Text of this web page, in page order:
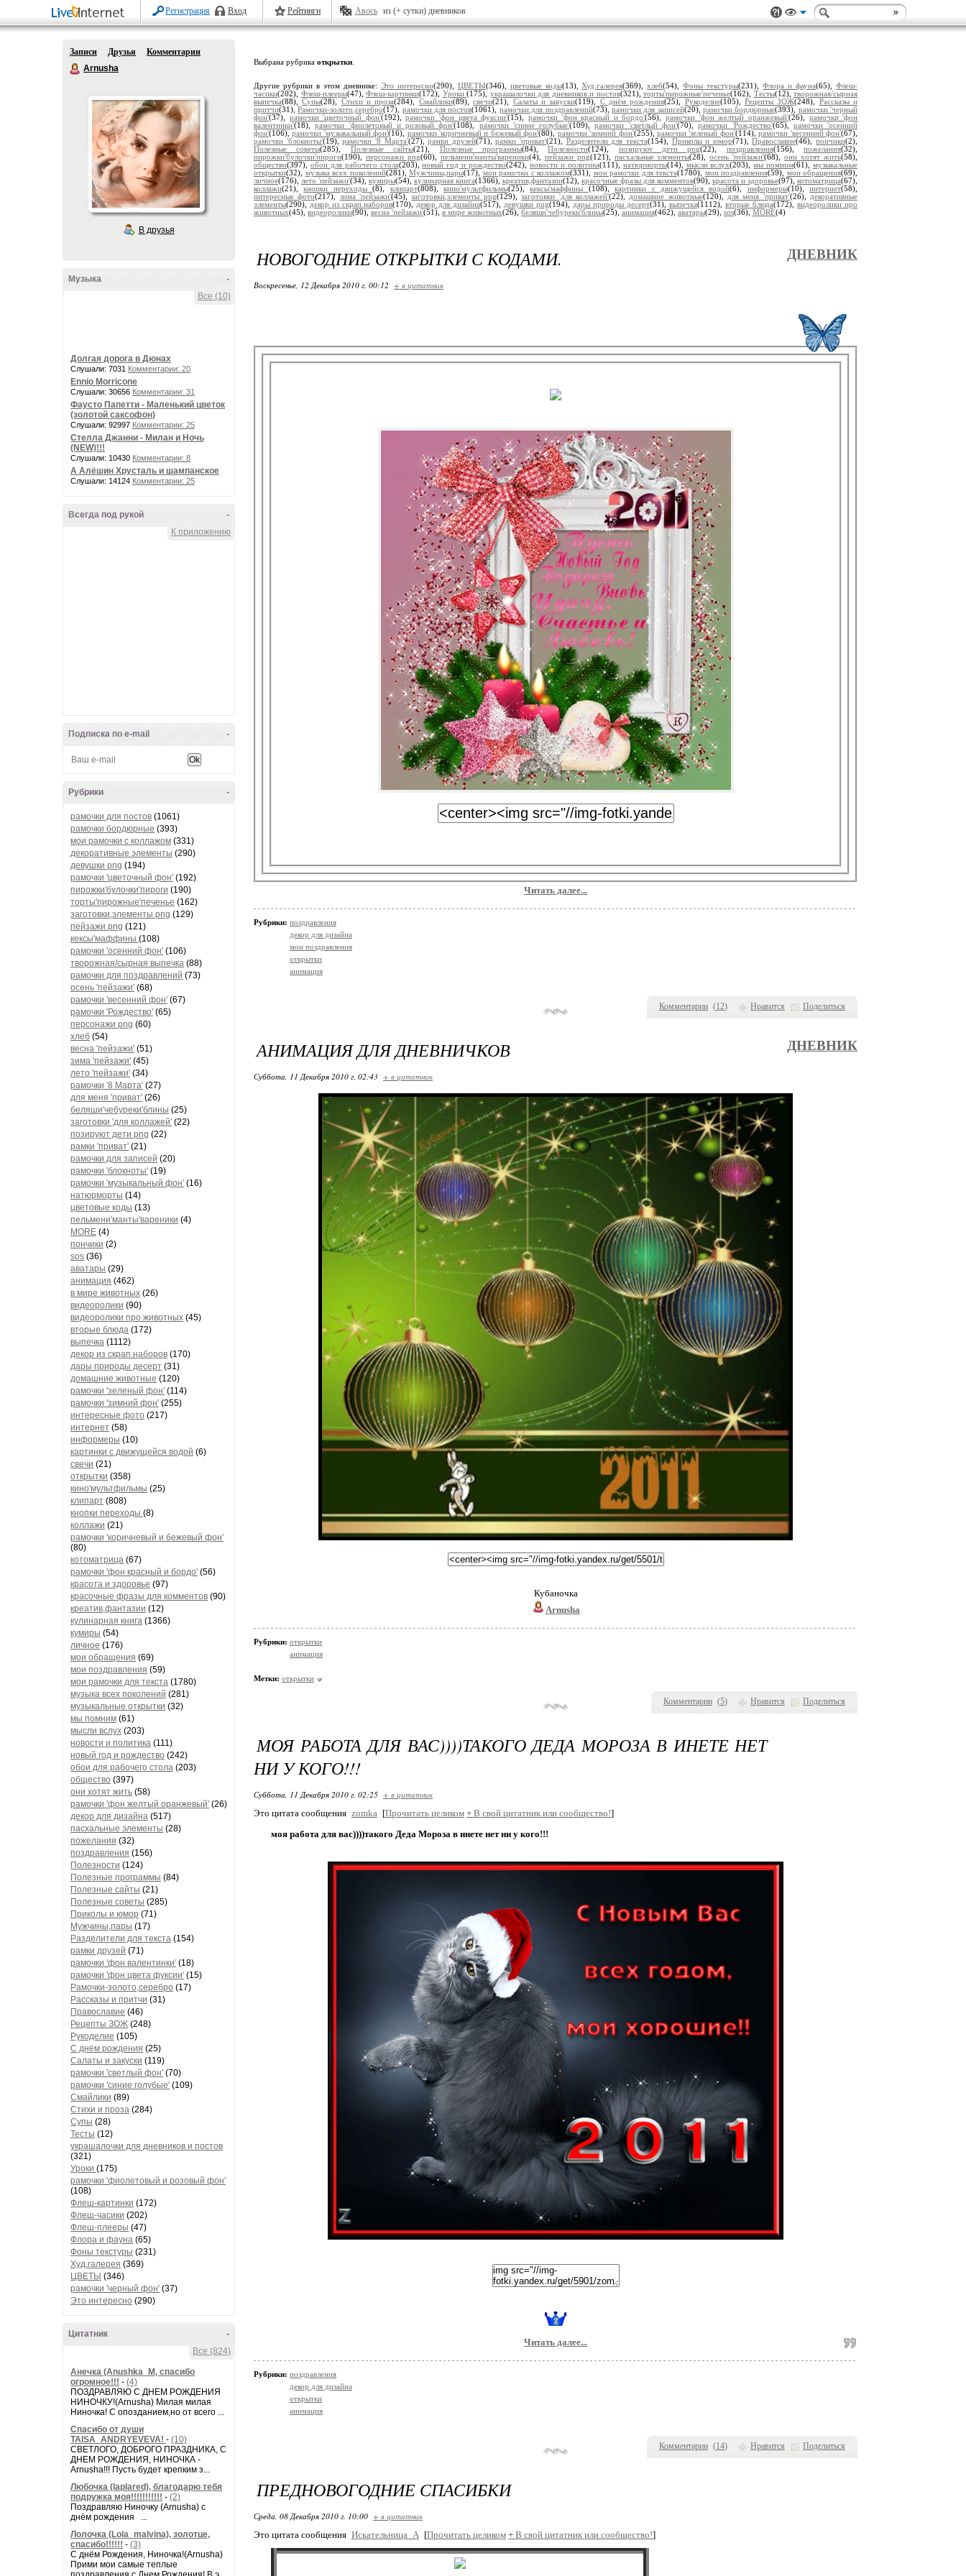
Регистрация Вход Рейтинги Авось из (+ сутки) дневников
Записи Друзья
Комментарии
Arnusha
В друзья
-
Музыка
Все (10)
Долгая дорога в Дюнах
Слушали: 7031 Комментарии: 20
Ennio Morricone
Слушали: 30656 Комментарии: 31
Фаусто Папетти - Маленький цветок
(золотой саксофон)
Слушали: 92997 Комментарии: 25
Стелла Джанни - Милан и Ночь
(NEW)!!!
Слушали: 10430 Комментарии: 8
А Алёшин Хрусталь и шампанское
Слушали: 14124 Комментарии: 25
-
Всегда под рукой
К приложению
-
Подписка по e-mail
-
Рубрики
рамочки для постов (1061)
рамочки бордюрные (393)
мои рамочки с коллажом (331)
декоративные элементы (290)
девушки png (194)
рамочки 'цветочный фон' (192)
пирожки'булочки'пироги (190)
торты'пирожные'печенье (162)
заготовки,элементы png (129)
пейзажи png (121)
кексы'маффины (108)
рамочки 'осенний фон' (106)
творожная/сырная выпечка (88)
рамочки для поздравлений (73)
осень 'пейзажи' (68)
рамочки 'весенний фон' (67)
рамочки 'Рождество' (65)
персонажи png (60)
хлеб (54)
весна 'пейзажи' (51)
зима 'пейзажи' (45)
лето 'пейзажи' (34)
рамочки '8 Марта' (27)
для меня 'приват' (26)
беляши'чебуреки'блины (25)
заготовки 'для коллажей' (22)
позируют дети png (22)
рамки 'приват' (21)
рамочки для записей (20)
рамочки 'блокноты' (19)
рамочки 'музыкальный фон' (16)
натюрморты (14)
цветовые коды (13)
пельмени'манты'вареники (4)
MORE (4)
пончики (2)
sos (36)
аватары (29)
анимация (462)
в мире животных (26)
видеоролики (90)
видеоролики про животных (45)
вторые блюда (172)
выпечка (1112)
декор из скрап.наборов (170)
дары природы десерт (31)
домашние животные (120)
рамочки 'зеленый фон' (114)
рамочки 'зимний фон' (255)
интересные фото (217)
интернет (58)
информеры (10)
картинки с движущейся водой (6)
свечи (21)
открытки (358)
кино'мультфильмы (25)
клипарт (808)
кнопки переходы (8)
коллажи (21)
рамочки 'коричневый и бежевый фон'
(80)
котоматрица (67)
рамочки 'фон красный и бордо' (56)
красота и здоровье (97)
красочные фразы для комментов (90)
креатив,фантазии (12)
кулинарная книга (1366)
кумиры (54)
личное (176)
мои обращения (69)
мои поздравления (59)
мои рамочки для текста (1780)
музыка всех поколений (281)
музыкальные открытки (32)
мы помним (61)
мысли вслух (203)
новости и политика (111)
новый год и рождество (242)
обои для рабочего стола (203)
общество (397)
они хотят жить (58)
рамочки 'фон желтый оранжевый' (26)
декор для дизайна (517)
пасхальные элементы (28)
пожелания (32)
поздравления (156)
Полезности (124)
Полезные программы (84)
Полезные сайты (21)
Полезные советы (285)
Приколы и юмор (71)
Мужчины,пары (17)
Разделители для текста (154)
рамки друзей (71)
рамочки 'фон валентинки' (18)
рамочки 'фон цвета фуксии' (15)
Рамочки-золото,серебро (17)
Рассказы и притчи (31)
Православие (46)
Рецепты ЗОЖ (248)
Рукоделие (105)
С днём рождения (25)
Салаты и закуски (119)
рамочки 'светлый фон' (70)
рамочки 'синие голубые' (109)
Смайлики (89)
Стихи и проза (284)
Супы (28)
Тесты (12)
украшалочки для дневников и постов
(321)
Уроки (175)
рамочки 'фиолетовый и розовый фон'
(108)
Флеш-картинки (172)
Флеш-часики (202)
Флеш-плееры (47)
Флора и фауна (65)
Фоны текстуры (231)
Худ.галерея (369)
ЦВЕТЫ (346)
рамочки 'черный фон' (37)
Это интересно (290)
-
Цитатник
Все (824)
Анечка (Anushka_M, спасибо
огромное!!! - (4)
ПОЗДРАВЛЯЮ С ДНЕМ РОЖДЕНИЯ
НИНОЧКУ!(Arnusha) Милая милая
Ниночка! С опозданием,но от всего ...
Спасибо от души
TAISA_ANDRYEVEVA! - (10)
СВЕТЛОГО, ДОБРОГО ПРАЗДНИКА, С
ДНЕМ РОЖДЕНИЯ, НИНОЧКА -
Arnusha!!! Пусть будет крепким з...
Любочка (laplared), благодарю тебя
подружка моя!!!!!!!!!!! - (2)
Поздравляю Ниночку (Arnusha) с
днём рождения ...
Лолочка (Lola_malvina), золотце,
спасибо!!!!!! - (3)
С днём Рождения, Ниночка!(Аrnusha)
Прими мои самые теплые
Выбрана рубрика открытки
Другие рубрики в этом дневнике: Это интересно(290), ЦВЕТЫ(346), цветовые коды(13),Худ.галерея(369),хлеб(54),Фоны текстуры(231),Флора и фауна(65),Флеш-
часики(202), Флеш-плееры(47), Флеш-картинки(172), Уроки (175), украшалочки для дневников и постов(321), торты'пирожные'печенье(162), Тесты(12), творожная/сырная
выпечка(88),Супы(28), Стихи и проза(284), Смайлики(89),свечи(21), Салаты и закуски(119), С днём рождения(25), Рукоделие(105),Рецепты ЗОЖ(248), Рассказы и
притчи(31),Рамочки-золото,серебро(17), рамочки для постов(1061), рамочки для поздравлений(73), рамочки для записей(20), рамочки бордюрные(393), рамочки 'черный
фон'(37), рамочки 'цветочный фон'(192),рамочки 'фон цвета фуксии'(15), рамочки 'фон красный и бордо'(56),рамочки 'фон желтый оранжевый'(26), рамочки 'фон
валентинки'(18),рамочки 'фиолетовый и розовый фон'(108), рамочки 'синие голубые'(109),рамочки 'светлый фон'(70),рамочки 'Рождество'(65), рамочки 'осенний
фон'(106),рамочки 'музыкальный фон'(16), рамочки 'коричневый и бежевый фон'(80), рамочки 'зимний фон'(255), рамочки 'зеленый фон'(114),рамочки 'весенний фон'(67),
рамочки 'блокноты'(19),рамочки '8 Марта'(27),рамки друзей(71),рамки 'приват'(21), Разделители для текста(154), Приколы и юмор(71),Православие(46), пончики(2),
Полезные советы(285), Полезные сайты(21), Полезные программы(84),Полезности(124), позируют дети png(22), поздравления(156),пожелания(32),
пирожки'булочки'пироги(190), персонажи png(60), пельмени'манты'вареники(4), пейзажи png(121), пасхальные элементы(28),осень 'пейзажи'(68),они хотят жить(58),
общество(397), обои для рабочего стола(203),новый год и рождество(242), новости и политика(111), натюрморты(14), мысли вслух(203),мы помним(61),музыкальные
открытки(32), музыка всех поколений(281), Мужчины,пары(17), мои рамочки с коллажом(331), мои рамочки для текста(1780), мои поздравления(59), мои обращения(69),
личное(176), лето 'пейзажи'(34), кумиры(54), кулинарная книга(1366), креатив,фантазии(12), красочные фразы для комментов(90), красота и здоровье(97), котоматрица(67),
коллажи(21),кнопки переходы(8), клипарт(808), кино'мультфильмы(25),кексы'маффины (108),картинки с движущейся водой(6), информеры(10),интернет(58),
интересные фото(217), зима 'пейзажи'(45),заготовки,элементы png(129),заготовки 'для коллажей'(22), домашние животные(120), для меня 'приват'(26), декоративные
элементы(290), декор из скрап.наборов(170), декор для дизайна(517), девушки png(194), дары природы десерт(31), выпечка(1112), вторые блюда(172), видеоролики про
животных(45), видеоролики(90), весна 'пейзажи'(51), в мире животных(26), беляши'чебуреки'блины(25), анимация(462), аватары(29), sos(36), MORE(4)
Комментарии (12) Нравится Поделиться
НОВОГОДНИЕ ОТКРЫТКИ С КОДАМИ. ДНЕВНИК
Воскресенье, 12 Декабря 2010 г. 00:12 + в цитатник
Читать далее...
Рубрики: поздравления
декор для дизайна
мои поздравления
открытки
анимация
Комментарии (5) Нравится Поделиться
АНИМАЦИЯ ДЛЯ ДНЕВНИЧКОВ ДНЕВНИК
Суббота, 11 Декабря 2010 г. 02:43 + в цитатник
Кубаночка
Arnusha
Рубрики: открытки
анимация
Метки: открытки
Комментарии (14) Нравится Поделиться
МОЯ РАБОТА ДЛЯ ВАС))))ТАКОГО ДЕДА МОРОЗА В ИНЕТЕ НЕТ
НИ У КОГО!!!
Суббота, 11 Декабря 2010 г. 02:25 + в цитатник
Это цитата сообщения zomka [Прочитать целиком + В свой цитатник или сообщество!]
моя работа для вас))))такого Деда Мороза в инете нет ни у кого!!!
Читать далее...
Рубрики: поздравления
декор для дизайна
открытки
анимация
ПРЕДНОВОГОДНИЕ СПАСИБКИ
Среда, 08 Декабря 2010 г. 10:00 + в цитатник
Это цитата сообщения Искательница_А [Прочитать целиком + В свой цитатник или сообщество!]